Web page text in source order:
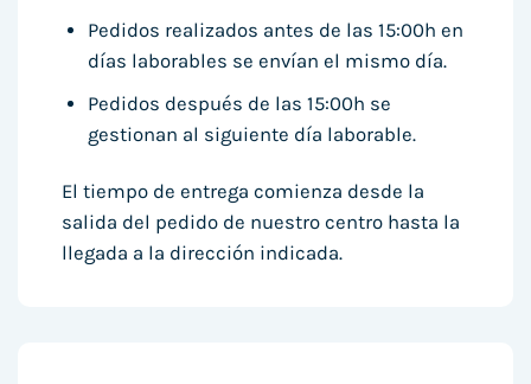
Pedidos realizados antes de las 15:00h en
días laborables se envían el mismo día.
Pedidos después de las 15:00h se
gestionan al siguiente día laborable.
El tiempo de entrega comienza desde la
salida del pedido de nuestro centro hasta la
llegada a la dirección indicada.